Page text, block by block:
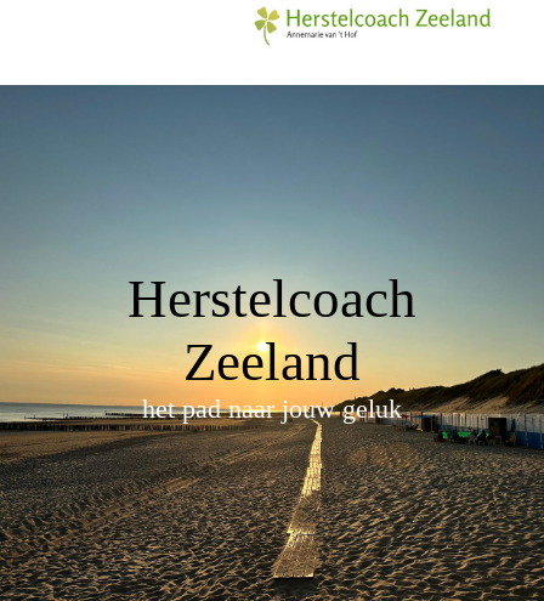
Herstelcoach
Zeeland
het pad naar jouw geluk